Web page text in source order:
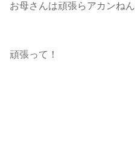
お母さんは頑張らアカンねん
頑張って！